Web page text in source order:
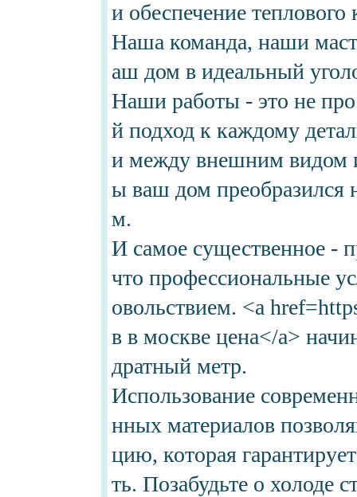
и обеспечение
Наша команда, наши
аш дом в идеальный
Наши работы - это не
й подход к каждому
и между внешним видом
ы ваш дом преобразился
м.
И самое существенное -
что профессиональные
овольствием. <a
в в москве цена</a>
дратный метр.
Использование
нных материалов
цию, которая
ть. Позабудьте о холоде